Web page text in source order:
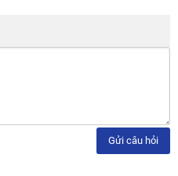
Gửi câu hỏi